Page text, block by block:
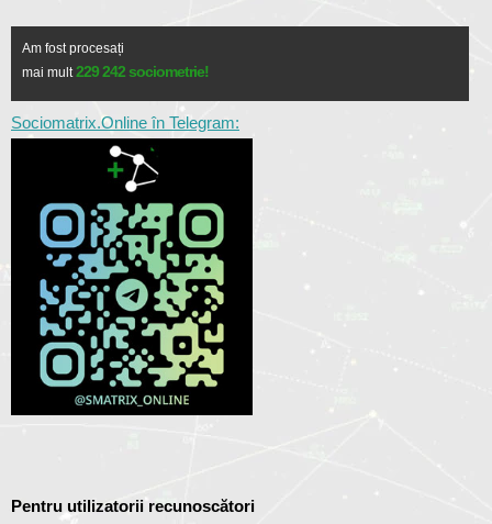
Am fost procesați
mai mult229 242 sociometrie!
Sociomatrix.Online în Telegram:
Pentru utilizatorii recunoscători